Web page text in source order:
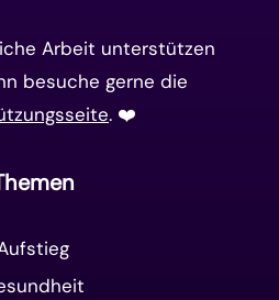
Arbeit unterstützen
besuche gerne die
. ❤️️